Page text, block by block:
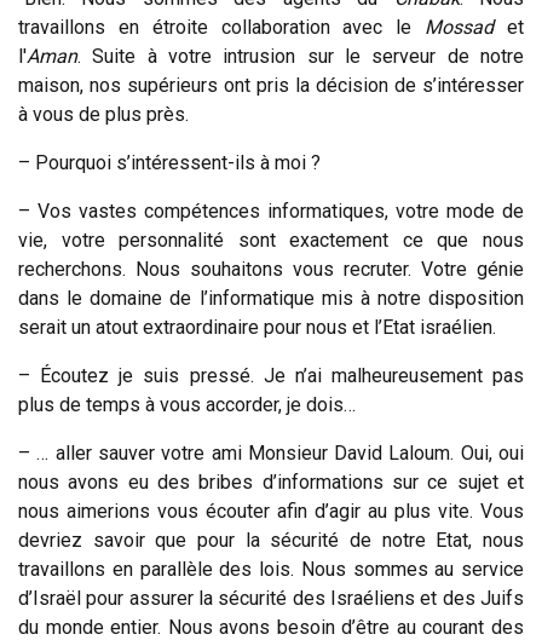
travaillons en étroite collaboration avec le Mossadet
l'Aman. Suite à votre intrusion sur le serveur de notre
maison, nos supérieurs ont pris la décision de s’intéresser
à vous de plus près.
– Pourquoi s’intéressent-ils à moi ?
– Vos vastes compétences informatiques, votre mode de
vie, votre personnalité sont exactement ce que nous
recherchons. Nous souhaitons vous recruter. Votre génie
dans le domaine de l’informatique mis à notre disposition
serait un atout extraordinaire pour nous et l’Etat israélien.
– Écoutez je suis pressé. Je n’ai malheureusement pas
plus de temps à vous accorder, je dois…
– … aller sauver votre ami Monsieur David Laloum. Oui, oui
nous avons eu des bribes d’informations sur ce sujet et
nous aimerions vous écouter afin d’agir au plus vite. Vous
devriez savoir que pour la sécurité de notre Etat, nous
travaillons en parallèle des lois. Nous sommes au service
d’Israël pour assurer la sécurité des Israéliens et des Juifs
du monde entier. Nous avons besoin d’être au courant des